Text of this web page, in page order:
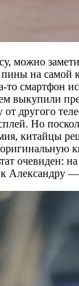
можно
пины на самой
то смартфон
выкупили
другого
Но
китайцы
очевиден: на
Александру